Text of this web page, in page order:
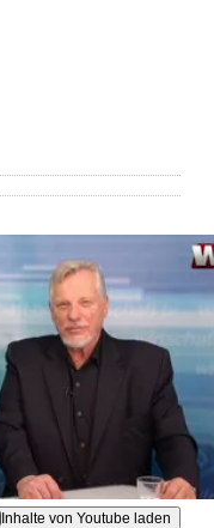
werden
Inhalte von Youtube laden